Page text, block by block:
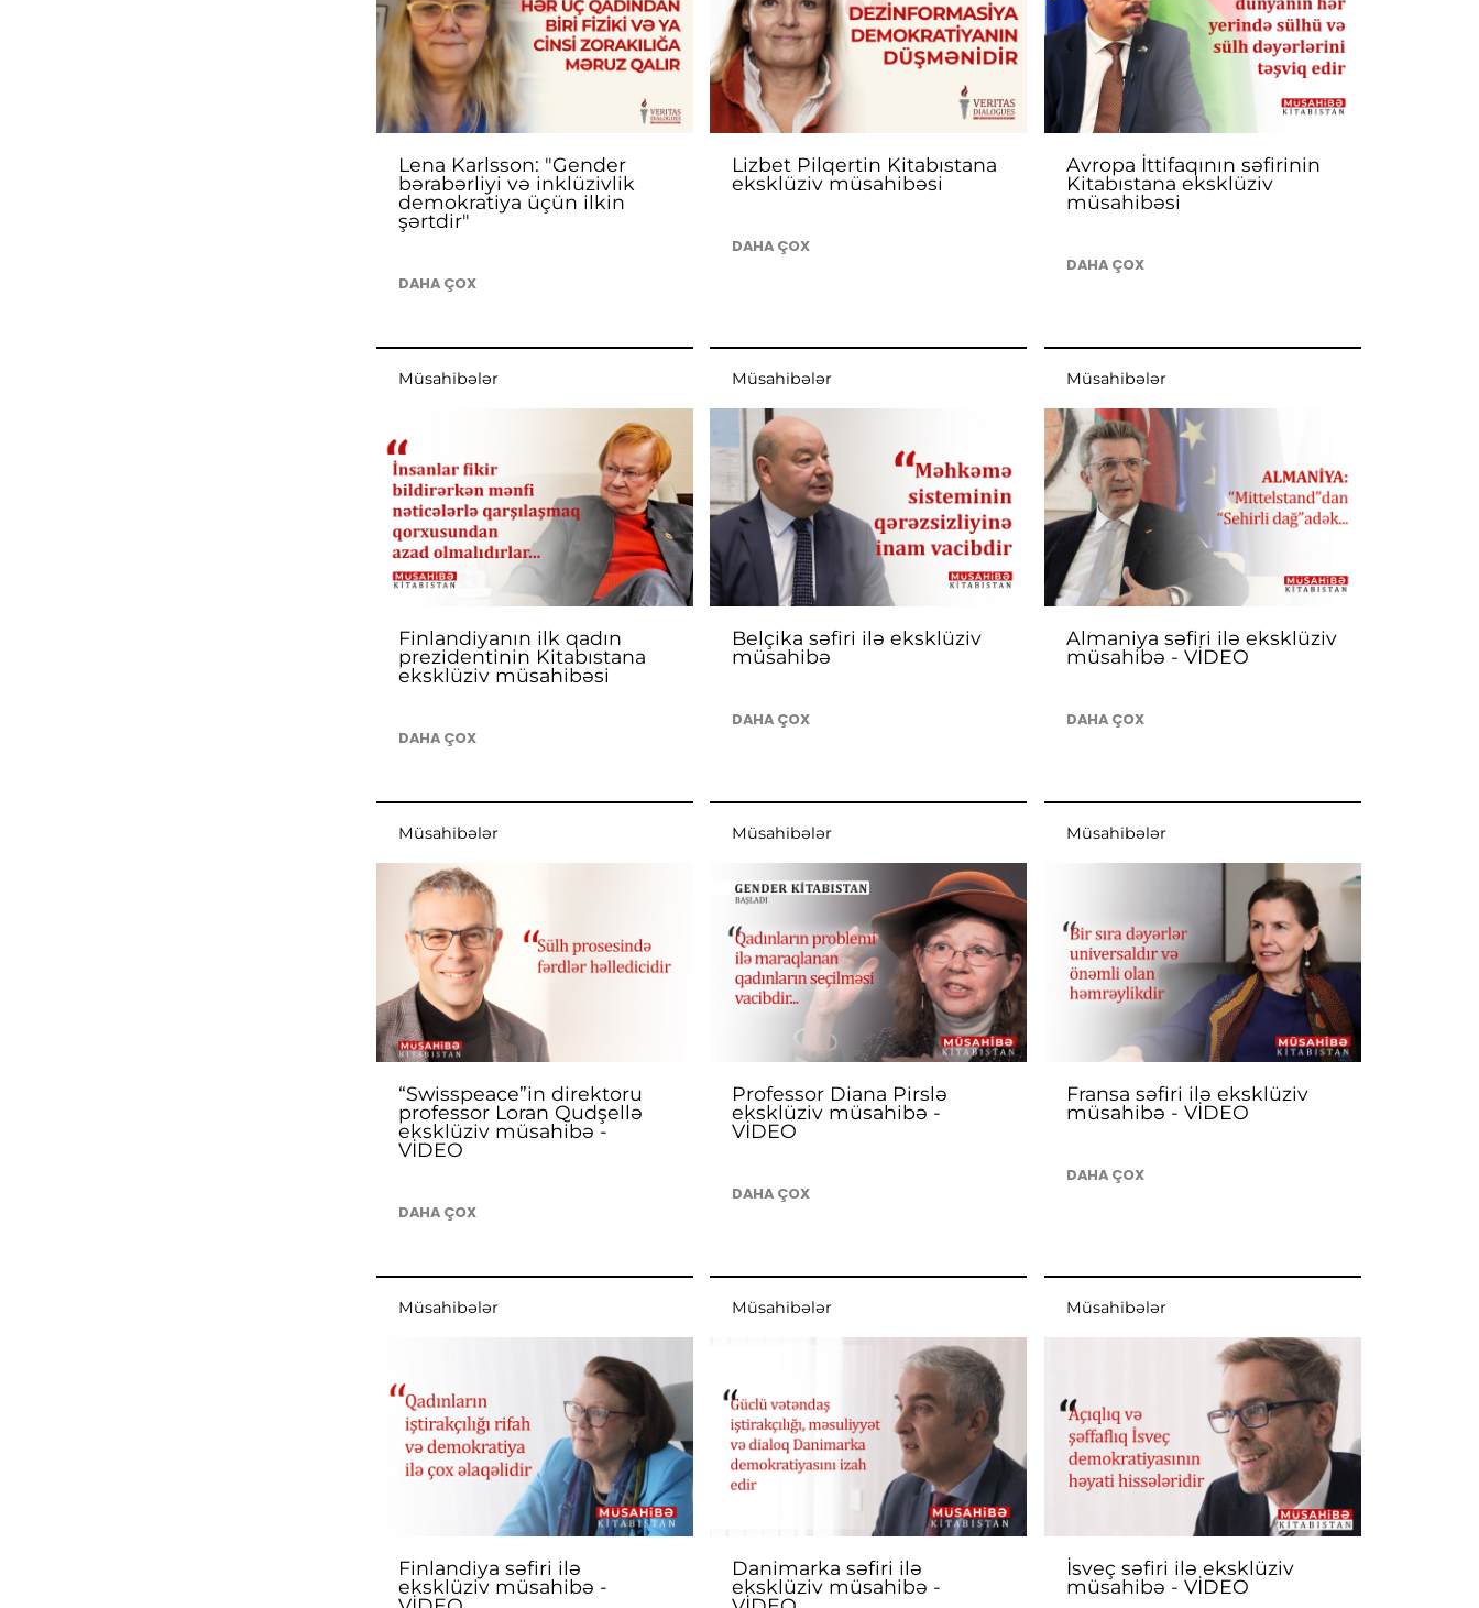
Lena Karlsson: "Gender
bərabərliyi və inklüzivlik
demokratiya üçün ilkin
şərtdir"
DAHA ÇOX
Lizbet Pilqertin Kitabıstana
eksklüziv müsahibəsi
DAHA ÇOX
Avropa İttifaqının səfirinin
Kitabıstana eksklüziv
müsahibəsi
DAHA ÇOX
Müsahibələr
Finlandiyanın ilk qadın
prezidentinin Kitabıstana
eksklüziv müsahibəsi
DAHA ÇOX
Müsahibələr
Belçika səfiri ilə eksklüziv
müsahibə
DAHA ÇOX
Müsahibələr
Almaniya səfiri ilə eksklüziv
müsahibə - VİDEO
DAHA ÇOX
Müsahibələr
“Swisspeace”in direktoru
professor Loran Qudşellə
eksklüziv müsahibə -
VİDEO
DAHA ÇOX
Müsahibələr
Professor Diana Pirslə
eksklüziv müsahibə -
VİDEO
DAHA ÇOX
Müsahibələr
Fransa səfiri ilə eksklüziv
müsahibə - VİDEO
DAHA ÇOX
Müsahibələr
Finlandiya səfiri ilə
eksklüziv müsahibə -
Müsahibələr
Danimarka səfiri ilə
eksklüziv müsahibə -
Müsahibələr
İsveç səfiri ilə eksklüziv
müsahibə - VİDEO